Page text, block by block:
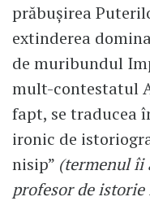
prăbuşirea
extinderea
de muribundul
mult-contestatul
fapt, se traducea
ironic de
nisip” (termenul îi
profesor de